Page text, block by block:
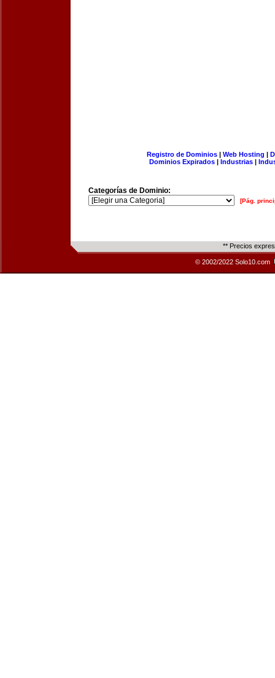
Registro de Dominios| Web Hosting |
Dominios Expirados | Industrias |
Categorías de Dominio:
[Pág.
** Precios
© 2002/2022 Solo10.com